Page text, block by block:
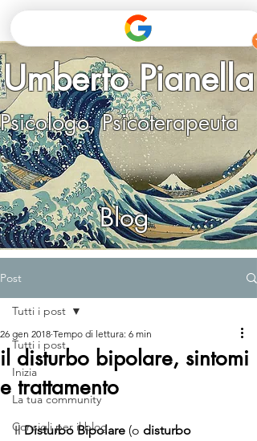
Umberto Pianella
Psicologo, Psicoterapeuta
Blog
Post
Tutti i post
Inizia
La tua community
Consigli per il blog
Tutti i post
il disturbo bipolare, sintomi
e trattamento
26 gen 2018 Tempo di lettura: 6 min
Il Disturbo Bipolare (o disturbo